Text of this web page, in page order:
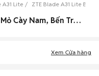
A31 Lite ZTE Blade A31 Lite Bến
0 Zte Blade A31 Lite cũ Huyện Mỏ Cày Nam, Bến Tre đẹp
Xem Cửa hàng